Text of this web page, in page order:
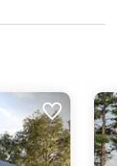
przedłużenie
usytuowane
dla gości, a